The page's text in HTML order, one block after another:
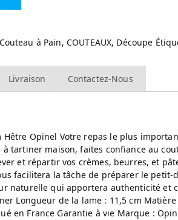
Couteau à Pain, COUTEAUX, Découpe
Livraison Contactez-Nous
Hêtre Opinel Votre repas le plus
tartiner maison, faites confiance au
et répartir vos crèmes, beurres, et
facilitera la tâche de préparer le
naturelle qui apportera authenticité et
Longueur de la lame : 11,5 cm
en France Garantie à vie Marque :